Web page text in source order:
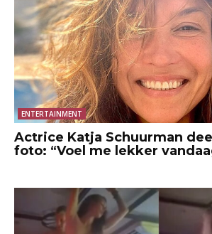
ENTERTAINMENT
Actrice Katja Schuurman
foto: “Voel me lekker